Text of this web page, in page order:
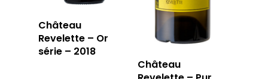
Château
Revelette – Or
série – 2018
Château